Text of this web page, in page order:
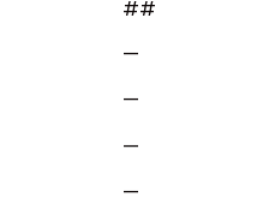
##
—
—
—
—